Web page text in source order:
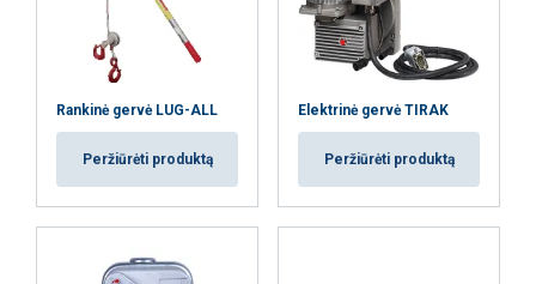
Rankinė gervė LUG-ALL
Peržiūrėti produktą
Elektrinė gervė TIRAK
Peržiūrėti produktą